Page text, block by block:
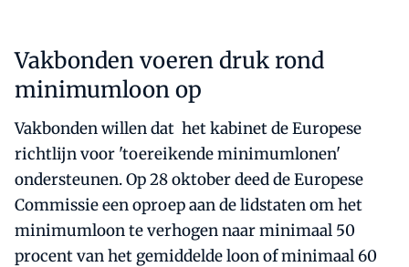
Vakbonden voeren druk rond
minimumloon op
Vakbonden willen dat het kabinet de Europese
richtlijn voor 'toereikende minimumlonen'
ondersteunen. Op 28 oktober deed de Europese
Commissie een oproep aan de lidstaten om het
minimumloon te verhogen naar minimaal 50
procent van het gemiddelde loon of minimaal 60